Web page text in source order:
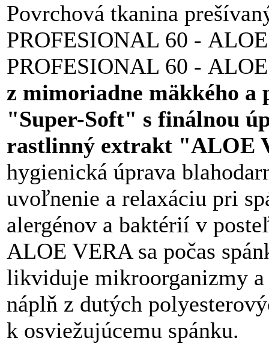
Povrchová tkanina
PROFESIONAL 60 -
PROFESIONAL 60 -
z mimoriadne mäkkého a
"Super-Soft" s finálnou
rastlinný extrakt "ALOE
hygienická úprava
uvoľnenie a relaxáciu pri
alergénov a baktérií v
ALOE VERA sa počas
likviduje mikroorganizmy a
náplň z dutých
k osviežujúcemu spánku.